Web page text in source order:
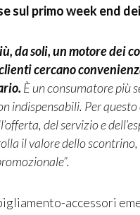
sul primo week end
da soli, un motore dei
cercano
È un consumatore più
indispensabili. Per
del servizio e
il valore dello
accessori